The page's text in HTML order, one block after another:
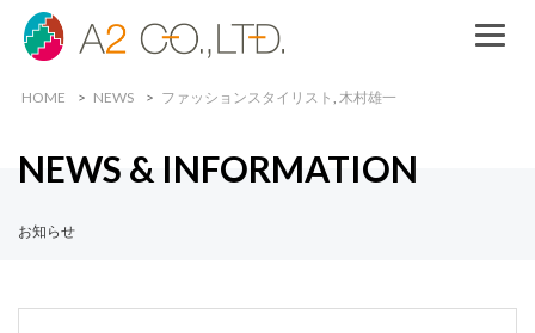
HOME NEWS ファッションスタイリスト , 木村雄一
NEWS & INFORMATION
お知らせ